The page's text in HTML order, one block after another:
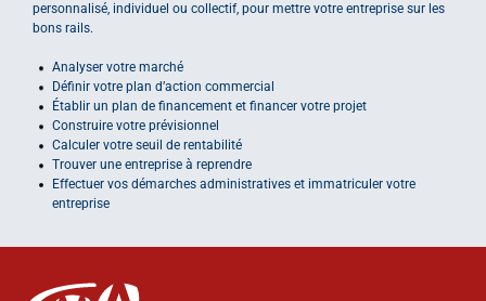
personnalisé, individuel ou collectif, pour mettre votre entreprise sur les
bons rails.
Analyser votre marché
Définir votre plan d’action commercial
Établir un plan de financement et financer votre projet
Construire votre prévisionnel
Calculer votre seuil de rentabilité
Trouver une entreprise à reprendre
Effectuer vos démarches administratives et immatriculer votre
entreprise